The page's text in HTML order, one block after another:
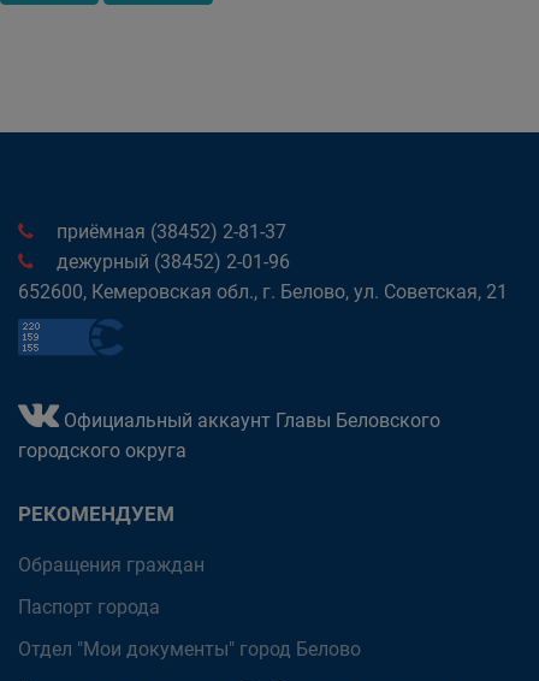
приёмная (38452) 2-81-37
дежурный (38452) 2-01-96
652600, Кемеровская обл., г. Белово, ул. Советская, 21
Официальный аккаунт Главы Беловского
городского округа
РЕКОМЕНДУЕМ
Обращения граждан
Паспорт города
Отдел "Мои документы" город Белово